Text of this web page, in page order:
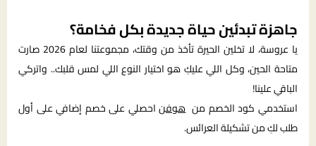
جاهزة تبدئين حياة جديدة بكل فخامة؟
يا عروسة، لا تخلين الحيرة تأخذ من وقتك، مجموعتنا لعام 2026 صارت
متاحة الحين، وكل اللي عليكِ هو اختيار النوع اللي لمس قلبك.. واتركي
الباقي علينا!
استخدمي كود الخصم منهوفناحصلي على خصم إضافي على أول
طلب لكِ من تشكيلة العرائس.